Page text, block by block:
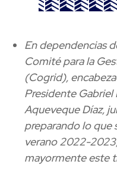
En dependencias
Comité para la
(Cogrid),
Presidente
Aqueveque Díaz,
preparando lo que
verano 2022-
mayormente este